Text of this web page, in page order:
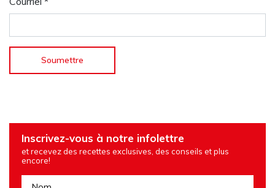
Inscrivez-vous à notre infolettre
et recevez des recettes exclusives, des conseils et plus
encore!